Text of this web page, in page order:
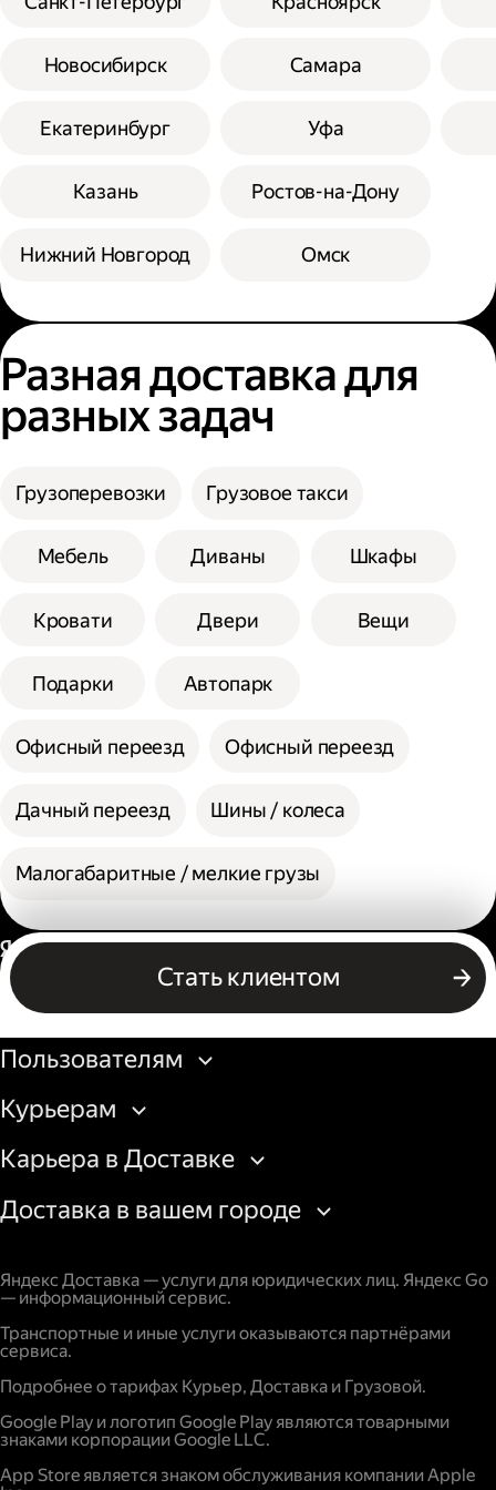
Новосибирск
Екатеринбург
Казань
Нижний Новгород
Самара
Уфа
Ростов-на-Дону
Омск
Разная доставка для
разных задач
Грузоперевозки Грузовое такси
Мебель Диваны Шкафы
Кровати Двери Вещи
Подарки Автопарк
Офисный переезд Офисный переезд
Дачный переезд Шины / колеса
Малогабаритные / мелкие грузы
Стать клиентом
Россия
Бизнесу
Пользователям
Курьерам
Карьера в Доставке
Доставка в вашем городе
Яндекс Доставка — услуги для юридических лиц. Яндекс Go
— информационный сервис.
Транспортные и иные услуги оказываются партнёрами
сервиса.
Подробнее о тарифах Курьер, Доставка и Грузовой.
Google Play и логотип Google Play являются товарными
знаками корпорации Google LLC.
App Store является знаком обслуживания компании Apple